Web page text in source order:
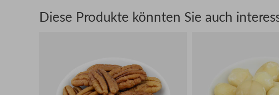
Diese Produkte könnten Sie auch